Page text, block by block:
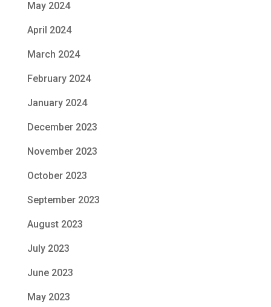
May 2024
April 2024
March 2024
February 2024
January 2024
December 2023
November 2023
October 2023
September 2023
August 2023
July 2023
June 2023
May 2023